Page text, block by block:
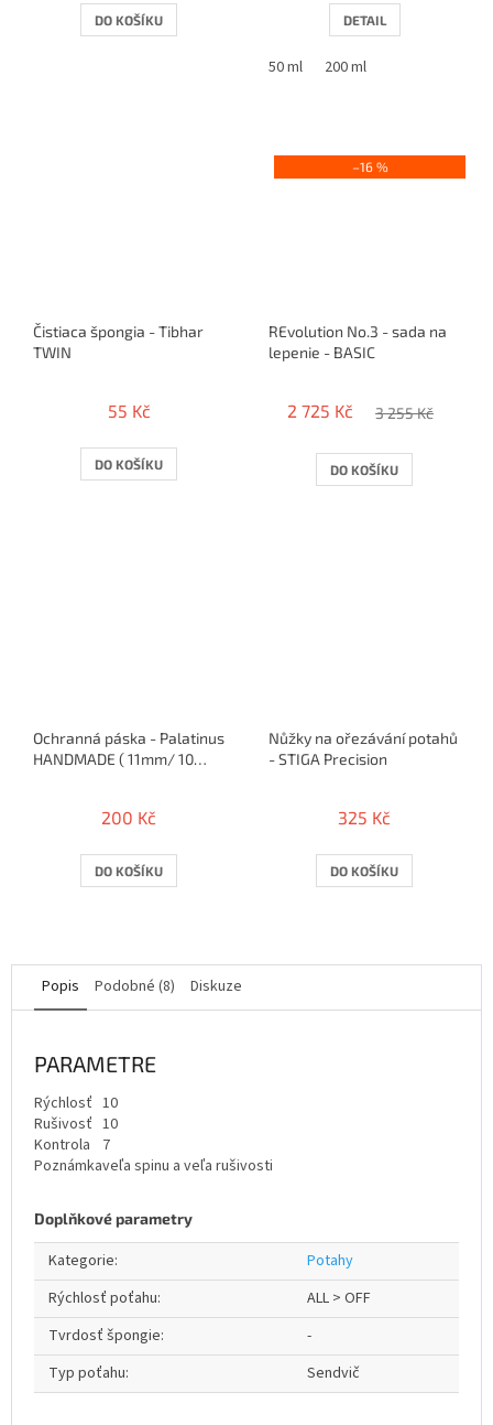
DO KOŠÍKU DETAIL
50 ml 200 ml
Čistiaca špongia - Tibhar
TWIN
55 Kč
DO KOŠÍKU
–16 %
REvolution No.3 - sada na
lepenie - BASIC
2 725 Kč 3 255 Kč
DO KOŠÍKU
Ochranná páska - Palatinus
HANDMADE ( 11mm/ 10
200 Kč
DO KOŠÍKU
Nůžky na ořezávání potahů
- STIGA Precision
325 Kč
DO KOŠÍKU
Popis Podobné (8) Diskuze
PARAMETRE
Rýchlosť 10
Rušivosť 10
Kontrola
7
Poznámkaveľa spinu a veľa rušivosti
Doplňkové parametry
Kategorie:
Potahy
Rýchlosť poťahu:
ALL > OFF
Tvrdosť špongie:
-
Typ poťahu: Sendvič